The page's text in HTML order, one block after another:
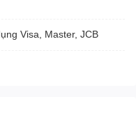
Visa, Master, JCB